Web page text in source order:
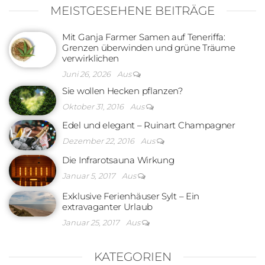
MEISTGESEHENE BEITRÄGE
Mit Ganja Farmer Samen auf Teneriffa:
Grenzen überwinden und grüne Träume
verwirklichen
Juni 26, 2026 Aus
Sie wollen Hecken pflanzen?
Oktober 31, 2016 Aus
Edel und elegant – Ruinart Champagner
Dezember 22, 2016 Aus
Die Infrarotsauna Wirkung
Januar 5, 2017 Aus
Exklusive Ferienhäuser Sylt – Ein
extravaganter Urlaub
Januar 25, 2017 Aus
KATEGORIEN